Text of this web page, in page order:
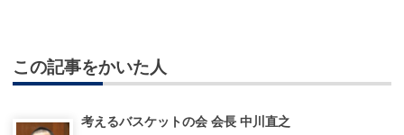
この記事をかいた人
考えるバスケットの会 会長 中川直之